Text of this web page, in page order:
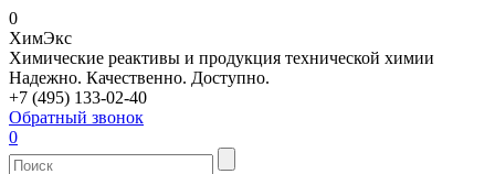
0
ХимЭкс
Химические реактивы и продукция технической химии
Надежно. Качественно. Доступно.
+7 (495) 133-02-40
Обратный звонок
0